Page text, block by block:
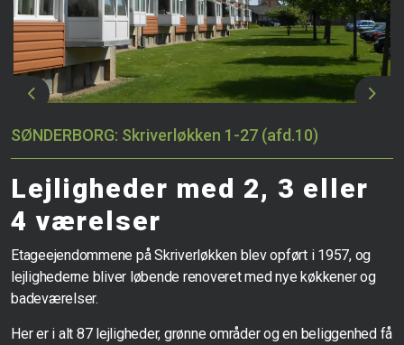
Previous
SØNDERBORG: Skriverløkken 1-27 (afd.10)
Lejligheder med 2, 3 eller
4 værelser
Etageejendommene på Skriverløkken blev opført i 1957, og
lejlighederne bliver løbende renoveret med nye køkkener og
badeværelser.
Her er i alt 87 lejligheder, grønne områder og en beliggenhed få